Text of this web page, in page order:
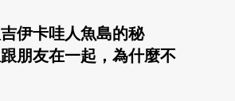
吉伊卡哇人魚島的秘
朋友在一起，為什麼不